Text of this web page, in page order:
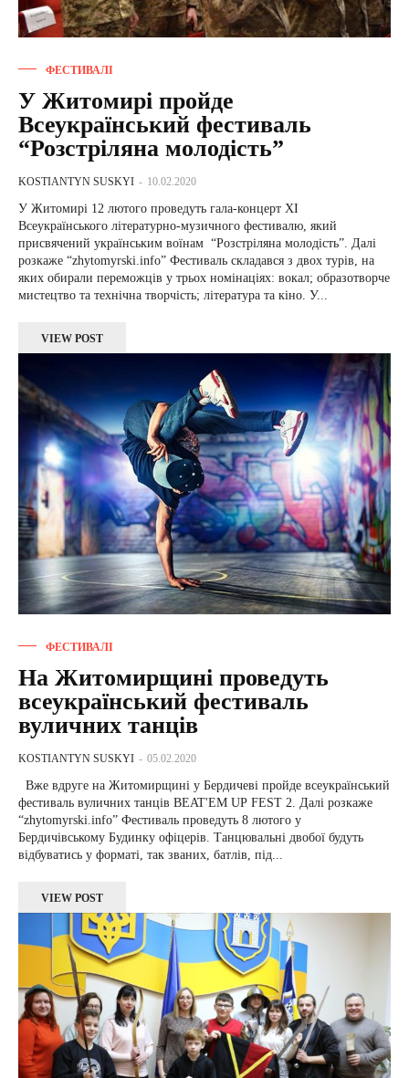
ФЕСТИВАЛІ
У Житомирі пройде
Всеукраїнський фестиваль
“Розстріляна молодість”
KOSTIANTYN SUSKYI - 10.02.2020
У Житомирі 12 лютого проведуть гала-концерт ХІ
Всеукраїнського літературно-музичного фестивалю, який
присвячений українським воїнам “Розстріляна молодість”. Далі
розкаже “zhytomyrski.info” Фестиваль складався з двох турів, на
яких обирали переможців у трьох номінаціях: вокал; образотворче
мистецтво та технічна творчість; література та кіно. У...
VIEW POST
ФЕСТИВАЛІ
На Житомирщині проведуть
всеукраїнський фестиваль
вуличних танців
KOSTIANTYN SUSKYI - 05.02.2020
фестиваль вуличних танців BEAT'EM UP FEST 2. Далі розкаже
“zhytomyrski.info” Фестиваль проведуть 8 лютого у
Бердичівському Будинку офіцерів. Танцювальні двобої будуть
відбуватись у форматі, так званих, батлів, під...
VIEW POST